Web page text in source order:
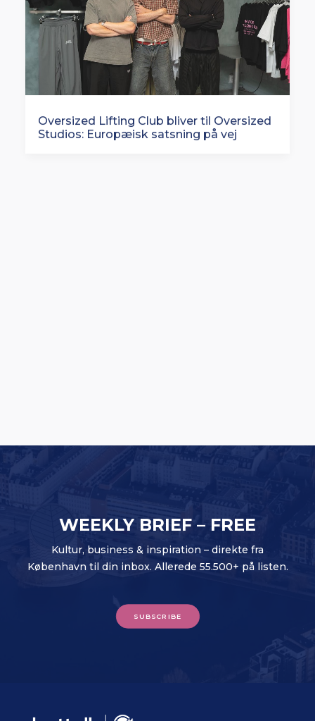
Oversized Lifting Club bliver til Oversized
Studios: Europæisk satsning på vej
WEEKLY BRIEF – FREE
Kultur, business & inspiration – direkte fra
København til din inbox. Allerede 55.500+ på listen.
SUBSCRIBE